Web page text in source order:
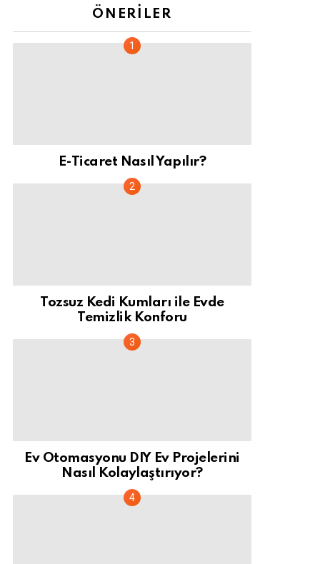
ÖNERILER
E-Ticaret Nasıl Yapılır?
Tozsuz Kedi Kumları ile Evde
Temizlik Konforu
Ev Otomasyonu DIY Ev Projelerini
Nasıl Kolaylaştırıyor?